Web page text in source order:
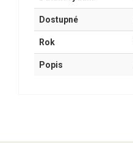
Dostupné
Rok
Popis